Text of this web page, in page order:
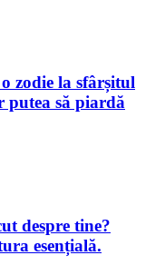
zodie la sfârșitul
putea să piardă
despre tine?
esențială.